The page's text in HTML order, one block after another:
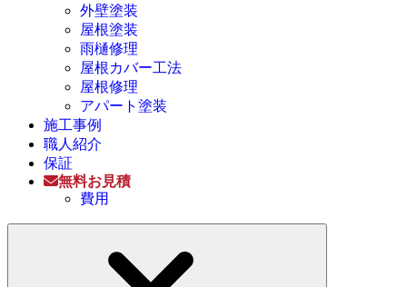
外壁塗装
屋根塗装
雨樋修理
屋根カバー工法
屋根修理
アパート塗装
施工事例
職人紹介
保証
無料お見積
費用